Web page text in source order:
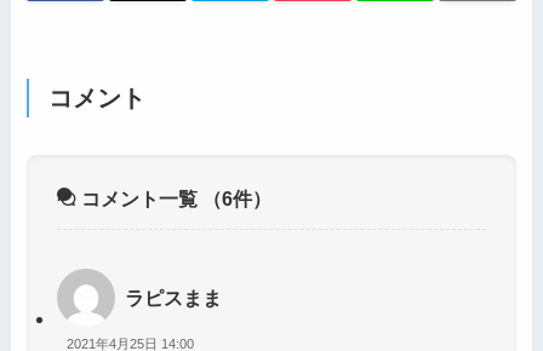
コメント
コメント一覧 （6件）
ラピスまま
2021年4月25日 14:00